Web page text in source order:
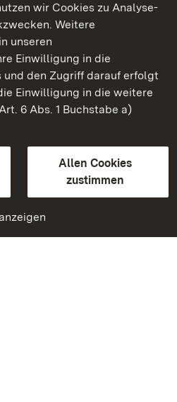
wir Cookies zu Analyse-
Weitere
unseren
Einwilligung in die
und den Zugriff darauf erfolgt
Einwilligung in die weitere
6 Abs. 1 Buchstabe a)
Allen Cookies
zustimmen
Baden‑Württemberg
Baden-Württemberg
Sprache